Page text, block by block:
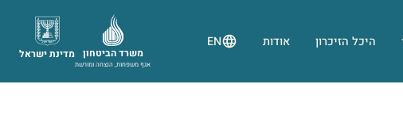
היכל הזיכרון אודות EN
מדינת ישראל משרד הביטחון
אגף משפחות, הנצחה ומורשת